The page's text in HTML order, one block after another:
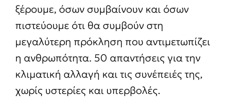
ξέρουμε, όσων συμβαίνουν και όσων
πιστεύουμε ότι θα συμβούν στη
μεγαλύτερη πρόκληση που αντιμετωπίζει
η ανθρωπότητα. 50 απαντήσεις για την
κλιματική αλλαγή και τις συνέπειές της,
χωρίς υστερίες και υπερβολές.